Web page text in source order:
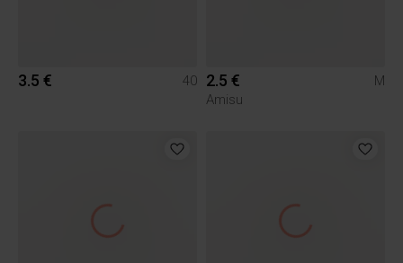
3.5 € 40 2.5 €
M
Amisu